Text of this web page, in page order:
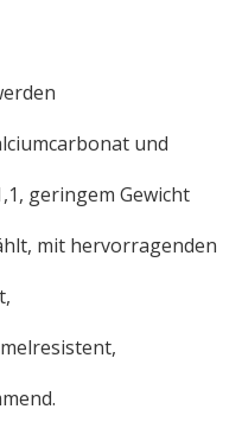
und
geringem Gewicht
mit hervorragenden